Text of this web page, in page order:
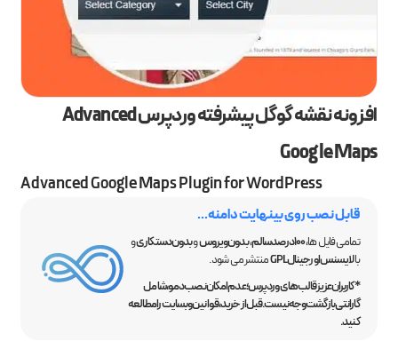
افزونه نقشه گوگل پیشرفته وردپرس Advanced
Google Maps
Advanced Google Maps Plugin for WordPress
قابل نصب روی بینهایت دامنه...
تمامی فایل ها،100 درصد سالم ،بدون ویروسوبدون دستکاریو
بالایسنس اورجینال GPL
منتشر می شود.
*کاربران عزیز قالب‌های وردپرس؛ عدم امکان نصب دمو، شامل
گارانتی بازگشت وجه نیست. قبل از خرید، قوانین وبسایت را مطالعه
کنید.